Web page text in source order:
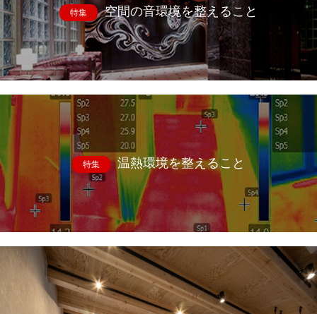
特集 空間の音環境を整えること
特集 温熱環境を整えること